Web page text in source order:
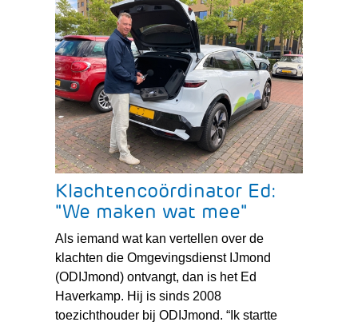
Klachtencoördinator Ed:
"We maken wat mee"
Als iemand wat kan vertellen over de
klachten die Omgevingsdienst IJmond
(ODIJmond) ontvangt, dan is het Ed
Haverkamp. Hij is sinds 2008
toezichthouder bij ODIJmond. “Ik startte